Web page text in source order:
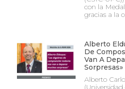
con la
gracias a la
Alberto
De
Van A
Sorpresas»
Alberto